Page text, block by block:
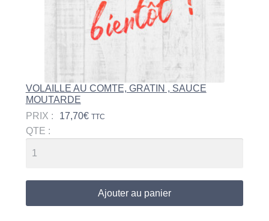
VOLAILLE AU COMTE, GRATIN , SAUCE
MOUTARDE
PRIX :
17,70€ TTC
QTE :
Ajouter au panier